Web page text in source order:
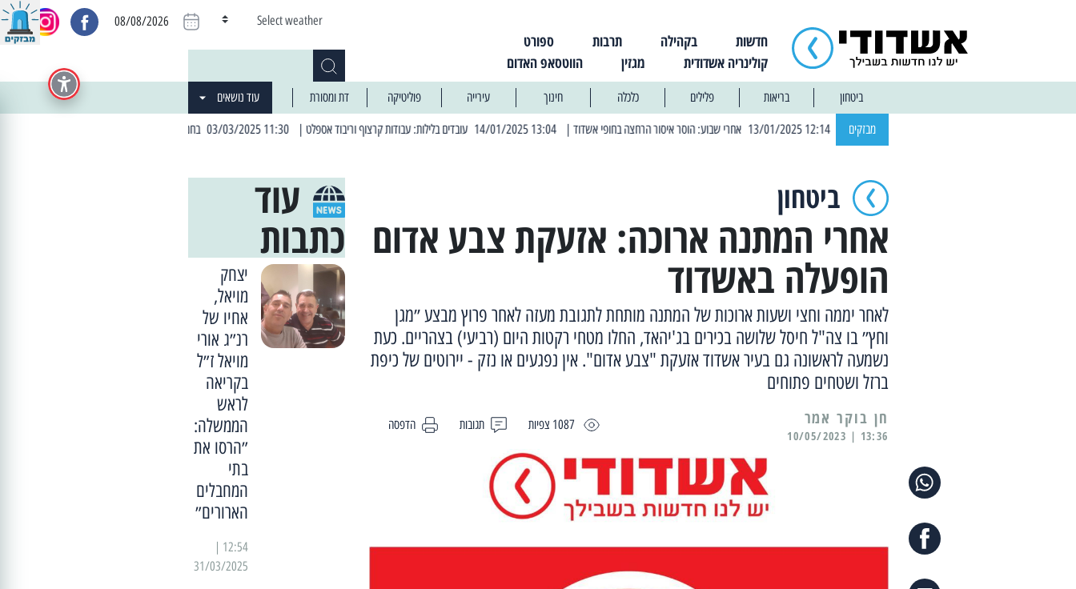
חדשות בקהילה תרבות
ספורט
קולינריה אשדודית
מגזין הווטסאפ האדום
Select weather
08/08/2026
ביטחון בריאות פלילים כלכלה חינוך עירייה פוליטיקה דת ומסורת עוד נושאים
מבזקים | 13:04 14/01/2025 עובדים בלילות: עבודות קרצוף וריבוד אספלט | 11:30 03/03/2025 בחמישי הקרוב: הרחובות בהם תהיה הפסקת חשמל יזומה
ביטחון
אחרי המתנה ארוכה: אזעקת צבע אדום
הופעלה באשדוד
לאחר יממה וחצי ושעות ארוכות של המתנה מותחת לתגובת מעזה לאחר פרוץ מבצע ״מגן
וחץ״ בו צה"ל חיסל שלושה בכירים בג'יהאד, החלו מטחי רקטות היום (רביעי) בצהריים. כעת
נשמעה לראשונה גם בעיר אשדוד אזעקת "צבע אדום". אין נפגעים או נזק - יירוטים של כיפת
ברזל ושטחים פתוחים
1087 צפיות תגובות הדפסה
13:36 | 10/05/2023
עוד
כתבות
יצחק
מויאל,
אחיו של
רנ״ג אורי
מויאל ז״ל
בקריאה
לראש
הממשלה:
״הרסו את
בתי
המחבלים
הארורים״
31/03/2025